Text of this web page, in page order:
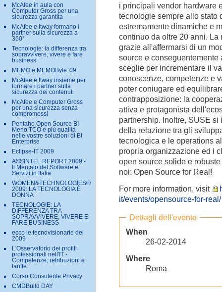
i principali vendor hardware
tecnologie sempre allo stato
estremamente dinamiche e
continuo da oltre 20 anni.
grazie all'affermarsi di un
source e
sceglie per incrementare il
conoscenze, competenze e
poter coniugare ed
contrapposizione: la
attiva e protagonista
partnership. Inoltre, SUSE
della relazione tra gli
tecnologica e le operations
propria organizzazione ed i
open source solide e
noi: Open Source for Real!
For more information, visit
it/events/opensource-for-real/
Dettagli dell'evento
When
26-02-2014
Where
Roma
McAfee in aula con
Computer Gross per una
sicurezza garantita
McAfee e Itway formano i
partner sulla sicurezza a
360°
Tecnologie: la differenza tra
sopravvivere, vivere e fare
business
MEMO e MEMOByte '09
McAfee e Itway insieme per
formare i partner sulla
sicurezza dei contenuti
McAfee e Computer Gross
per una sicurezza senza
compromessi
Pentaho Open Source BI -
Meno TCO e più qualità
nelle vostre soluzioni di BI
Enterprise
Eclipse-IT 2009
ASSINTEL REPORT 2009 -
Il Mercato del Software e
Servizi in Italia
WOMEN&TECHNOLOGIES®
2009: LA TECNOLOGIA È
DONNA
TECNOLOGIE: LA
DIFFERENZA TRA
SOPRAVVIVERE, VIVERE E
FARE BUSINESS
ecco le tecnovisionarie del
2009
L'Osservatorio dei profili
professionali nell'IT -
Competenze, retribuzioni e
tariffe
Corso Consulente Privacy
CMDBuild DAY